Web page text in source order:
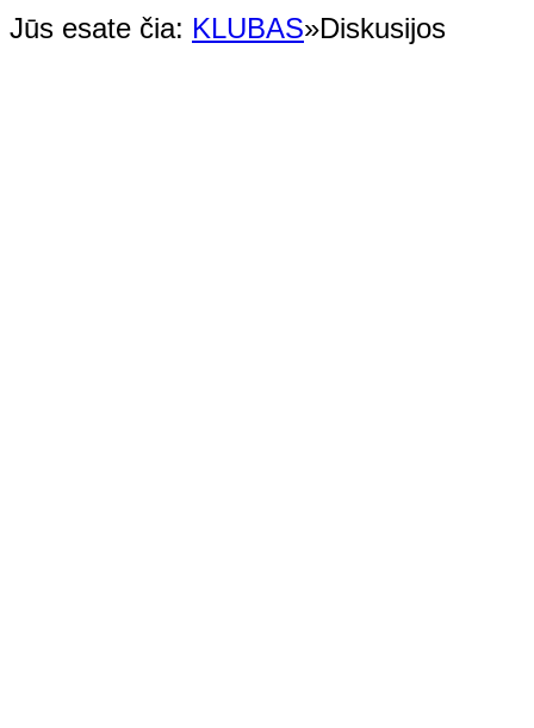
Jūs esate čia: KLUBAS»Diskusijos